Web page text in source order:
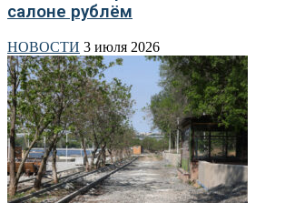
салоне рублём
НОВОСТИ 3 июля 2026